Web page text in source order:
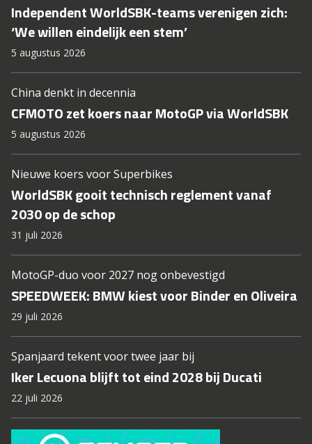
Independent WorldSBK-teams verenigen zich:
‘We willen eindelijk een stem’
5 augustus 2026
China denkt in decennia
CFMOTO zet koers naar MotoGP via WorldSBK
5 augustus 2026
Nieuwe koers voor Superbikes
WorldSBK gooit technisch reglement vanaf
2030 op de schop
31 juli 2026
MotoGP-duo voor 2027 nog onbevestigd
SPEEDWEEK: BMW kiest voor Binder en Oliveira
29 juli 2026
Spanjaard tekent voor twee jaar bij
Iker Lecuona blijft tot eind 2028 bij Ducati
22 juli 2026